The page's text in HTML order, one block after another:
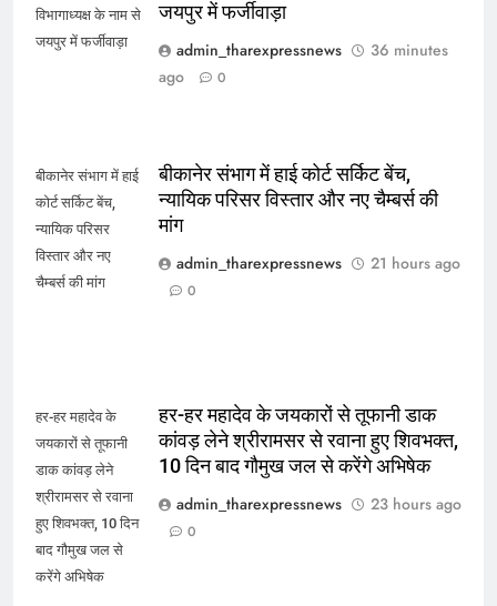
विभागाध्यक्ष के नाम से
जयपुर में फर्जीवाड़ा
जयपुर में फर्जीवाड़ा
admin_tharexpressnews
36 minutes
ago
0
बीकानेर संभाग में हाई
कोर्ट सर्किट बेंच,
न्यायिक परिसर
विस्तार और नए
चैम्बर्स की मांग
बीकानेर संभाग में हाई कोर्ट सर्किट बेंच,
न्यायिक परिसर विस्तार और नए चैम्बर्स की
मांग
admin_tharexpressnews
21 hours ago
0
हर-हर महादेव के
जयकारों से तूफानी
डाक कांवड़ लेने
श्रीरामसर से रवाना
हुए शिवभक्त, 10 दिन
बाद गौमुख जल से
करेंगे अभिषेक
हर-हर महादेव के जयकारों से तूफानी डाक
कांवड़ लेने श्रीरामसर से रवाना हुए शिवभक्त,
10 दिन बाद गौमुख जल से करेंगे अभिषेक
admin_tharexpressnews
23 hours ago
0